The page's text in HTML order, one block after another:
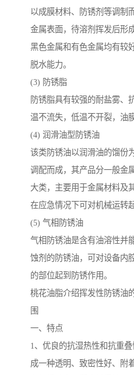
以成膜材料、防锈剂等调制
金属表面，待溶剂挥发后形
黑色金属和有色金属均有较
脱水能力。
(3) 防锈脂
防锈脂具有较强的耐盐雾、
温不流失，低温不开裂，油
(4) 润滑油型防锈油
该类防锈油以润滑油的馏份
调配而成，其产品分一般金
大类，主要用于金属材料及
在应急情况下可对机械运转
(5) 气相防锈油
气相防锈油是含有油溶性并
蚀剂的防锈油，可对设备内
的部位起到防锈作用。
桃花油脂介绍挥发性防锈油
围
一、特点
1、优良的抗湿热性和抗重
成一种透明、致密性好、附